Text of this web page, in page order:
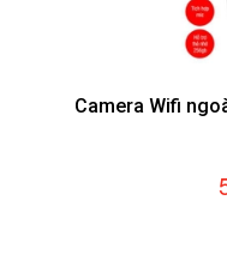
Camera Wifi